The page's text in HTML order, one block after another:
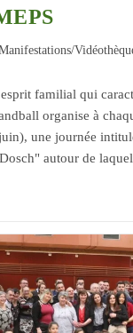
/
familial qui
organise à
une journée
autour de